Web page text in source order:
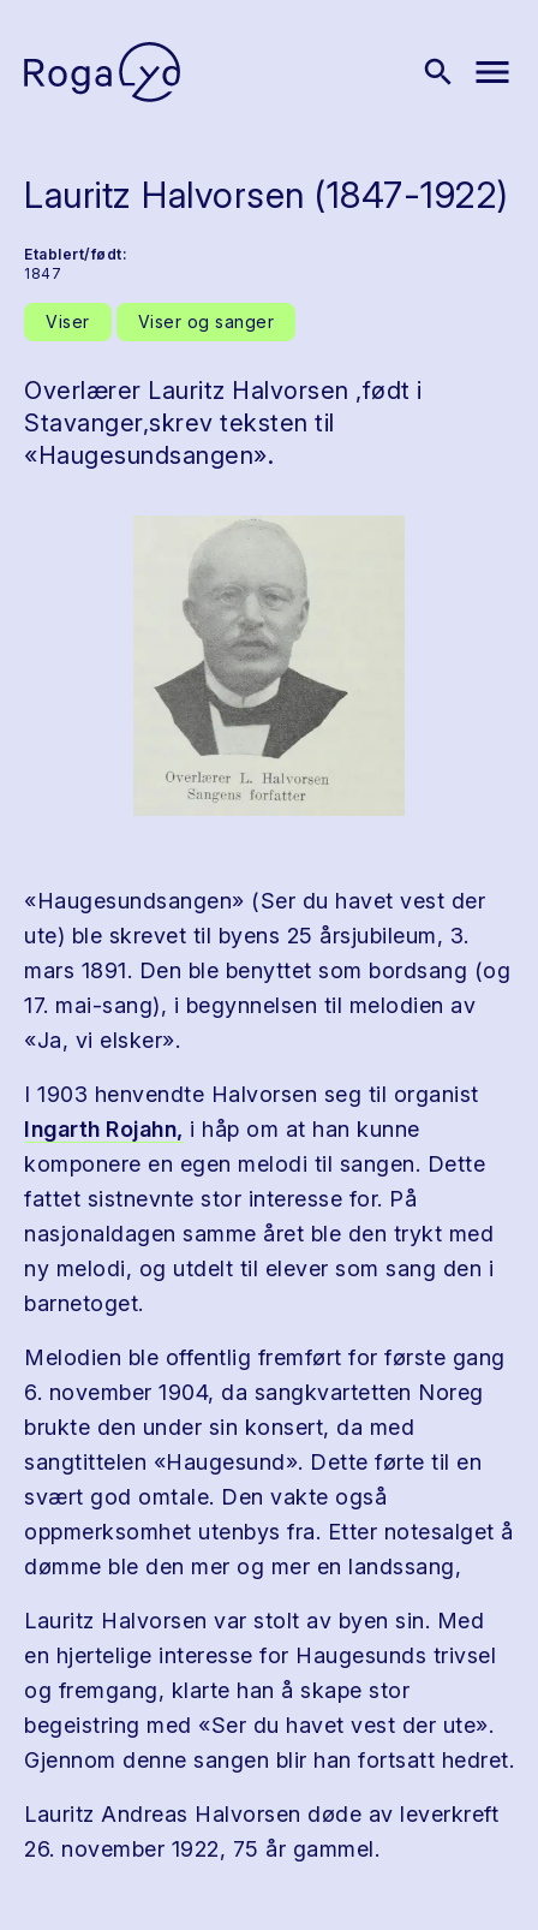
search menu
Lauritz Halvorsen (1847-1922)
Etablert/født:
1847
Viser Viser og sanger
Overlærer Lauritz Halvorsen ,født i
Stavanger,skrev teksten til
«Haugesundsangen».
«Haugesundsangen» (Ser du havet vest der
ute) ble skrevet til byens 25 årsjubileum, 3.
mars 1891. Den ble benyttet som bordsang (og
17. mai-sang), i begynnelsen til melodien av
«Ja, vi elsker».
I 1903 henvendte Halvorsen seg til organist
Ingarth Rojahn, i håp om at han kunne
komponere en egen melodi til sangen. Dette
fattet sistnevnte stor interesse for. På
nasjonaldagen samme året ble den trykt med
ny melodi, og utdelt til elever som sang den i
barnetoget.
Melodien ble offentlig fremført for første gang
6. november 1904, da sangkvartetten Noreg
brukte den under sin konsert, da med
sangtittelen «Haugesund». Dette førte til en
svært god omtale. Den vakte også
oppmerksomhet utenbys fra. Etter notesalget å
dømme ble den mer og mer en landssang,
Lauritz Halvorsen var stolt av byen sin. Med
en hjertelige interesse for Haugesunds trivsel
og fremgang, klarte han å skape stor
begeistring med «Ser du havet vest der ute».
Gjennom denne sangen blir han fortsatt hedret.
Lauritz Andreas Halvorsen døde av leverkreft
26. november 1922, 75 år gammel.